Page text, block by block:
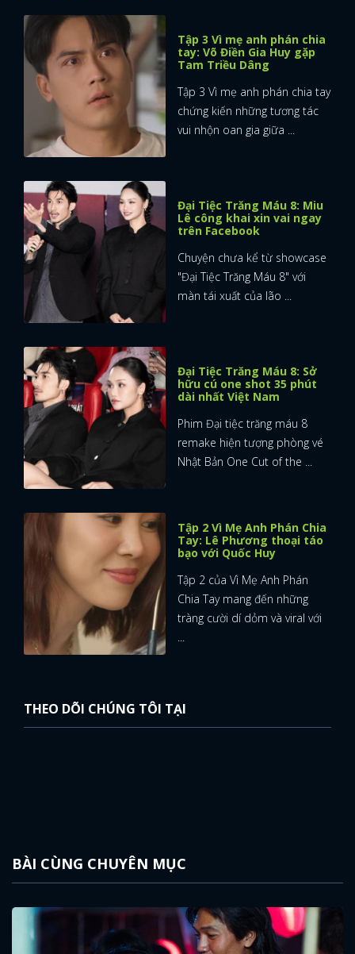
Tập 3 Vì mẹ anh phán chia
tay: Võ Điền Gia Huy gặp
Tam Triều Dâng
Tập 3 Vì mẹ anh phán chia tay
chứng kiến những tương tác
vui nhộn oan gia giữa ...
Đại Tiệc Trăng Máu 8: Miu
Lê công khai xin vai ngay
trên Facebook
Chuyện chưa kể từ showcase
"Đại Tiệc Trăng Máu 8" với
màn tái xuất của lão ...
Đại Tiệc Trăng Máu 8: Sở
hữu cú one shot 35 phút
dài nhất Việt Nam
Phim Đại tiệc trăng máu 8
remake hiện tượng phòng vé
Nhật Bản One Cut of the ...
Tập 2 Vì Mẹ Anh Phán Chia
Tay: Lê Phương thoại táo
bạo với Quốc Huy
Tập 2 của Vì Mẹ Anh Phán
Chia Tay mang đến những
tràng cười dí dỏm và viral với
...
THEO DÕI CHÚNG TÔI TẠI
BÀI CÙNG CHUYÊN MỤC